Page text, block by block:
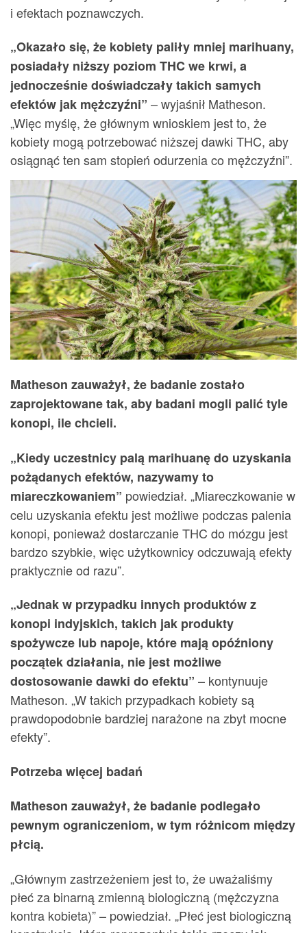
i efektach poznawczych.
„Okazało się, że kobiety paliły mniej marihuany,
posiadały niższy poziom THC we krwi, a
jednocześnie doświadczały takich samych
efektów jak mężczyźni” – wyjaśnił Matheson.
„Więc myślę, że głównym wnioskiem jest to, że
kobiety mogą potrzebować niższej dawki THC, aby
osiągnąć ten sam stopień odurzenia co mężczyźni”.
Matheson zauważył, że badanie zostało
zaprojektowane tak, aby badani mogli palić tyle
konopi, ile chcieli.
„Kiedy uczestnicy palą marihuanę do uzyskania
pożądanych efektów, nazywamy to
miareczkowaniem” powiedział. „Miareczkowanie w
celu uzyskania efektu jest możliwe podczas palenia
konopi, ponieważ dostarczanie THC do mózgu jest
bardzo szybkie, więc użytkownicy odczuwają efekty
praktycznie od razu”.
„Jednak w przypadku innych produktów z
konopi indyjskich, takich jak produkty
spożywcze lub napoje, które mają opóźniony
początek działania, nie jest możliwe
dostosowanie dawki do efektu” – kontynuuje
Matheson. „W takich przypadkach kobiety są
prawdopodobnie bardziej narażone na zbyt mocne
efekty”.
Potrzeba więcej badań
Matheson zauważył, że badanie podlegało
pewnym ograniczeniom, w tym różnicom między
płcią.
„Głównym zastrzeżeniem jest to, że uważaliśmy
płeć za binarną zmienną biologiczną (mężczyzna
kontra kobieta)” – powiedział. „Płeć jest biologiczną